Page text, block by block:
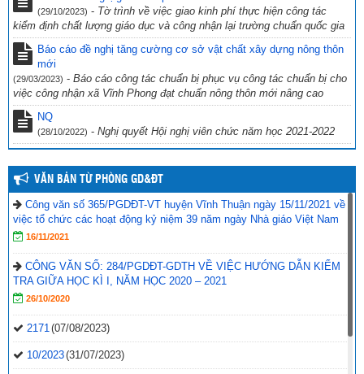
năm 2022 (27/09/2022)
Công văn số 234/PGDĐT, ngày 16 tháng 9 năm 2022 của phòng
Giáo dục và Đào tạo Vĩnh Thuận về việc hưởng ứng “Ngày toàn dân
phòng cháy và chữa cháy” năm 2022.
(29/10/2023) - Tờ trình về việc giao kinh phí thực hiện công tác
kiểm định chất lượng giáo dục và công nhận lại trường chuẩn quốc gia
Báo cáo đề nghị tăng cường cơ sở vật chất xây dựng nông thôn
mới
(29/03/2023) - Báo cáo công tác chuẩn bị phục vụ công tác chuẩn bị cho
việc công nhận xã Vĩnh Phong đạt chuẩn nông thôn mới nâng cao
NQ
(28/10/2022) - Nghị quyết Hội nghị viên chức năm học 2021-2022
VĂN BẢN TỪ PHÒNG GD&ĐT
Công văn số 365/PGDĐT-VT huyện Vĩnh Thuận ngày 15/11/2021 về
việc tổ chức các hoạt động kỷ niệm 39 năm ngày Nhà giáo Việt Nam
16/11/2021
CÔNG VĂN SỐ: 284/PGDĐT-GDTH VỀ VIỆC HƯỚNG DẪN KIỂM
TRA GIỮA HỌC KÌ I, NĂM HỌC 2020 – 2021
26/10/2020
2171 (07/08/2023)
10/2023(31/07/2023)